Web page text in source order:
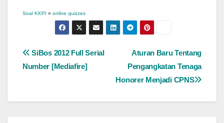
Soal KKPI » online quizzes
Navigasi
Aturan Baru Tentang
Pengangkatan Tenaga
Honorer Menjadi CPNS
SiBos 2012 Full Serial
Number [Mediafire]